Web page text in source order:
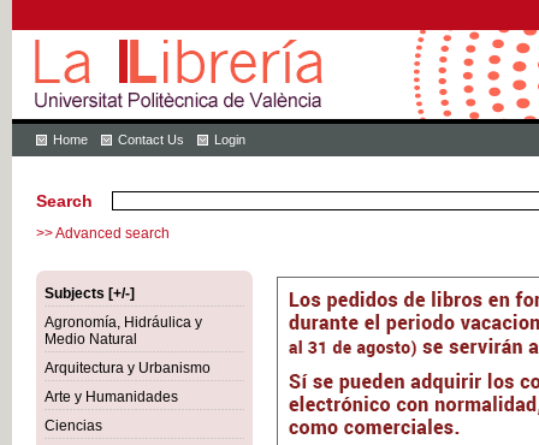
Home Contact Us Login
Search
>> Advanced search
Subjects [+/-]
Agronomía, Hidráulica y
Medio Natural
Arquitectura y Urbanismo
Arte y Humanidades
Ciencias